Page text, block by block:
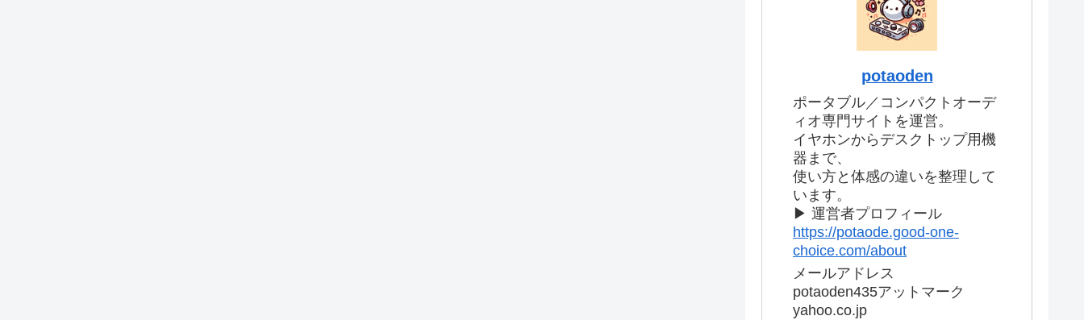
potaoden
ポータブル／コンパクトオーデ
ィオ専門サイトを運営。
イヤホンからデスクトップ用機
器まで、
使い方と体感の違いを整理して
います。
▶ 運営者プロフィール
https://potaode.good-one-
choice.com/about
メールアドレス
potaoden435アットマーク
yahoo.co.jp